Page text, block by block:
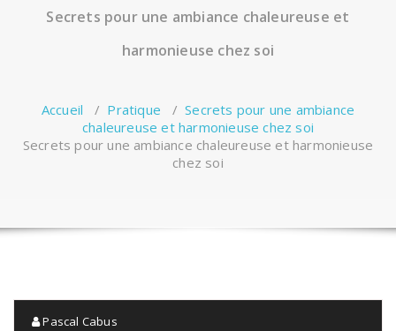
Secrets pour une ambiance chaleureuse et
harmonieuse chez soi
Accueil / Pratique /Secrets pour une ambiance
chaleureuse et harmonieuse chez soi
Secrets pour une ambiance chaleureuse et harmonieuse
chez soi
Pascal Cabus